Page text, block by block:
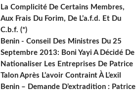
La Complicité De Certains Membres,
Aux Frais Du Forim, De L’a.f.d. Et Du
C.b.f. (*)
Benin - Conseil Des Ministres Du 25
Septembre 2013: Boni Yayi A Décidé De
Nationaliser Les Entreprises De Patrice
Talon Après L’avoir Contraint À L’exil
Benin – Demande D’extradition : Patrice